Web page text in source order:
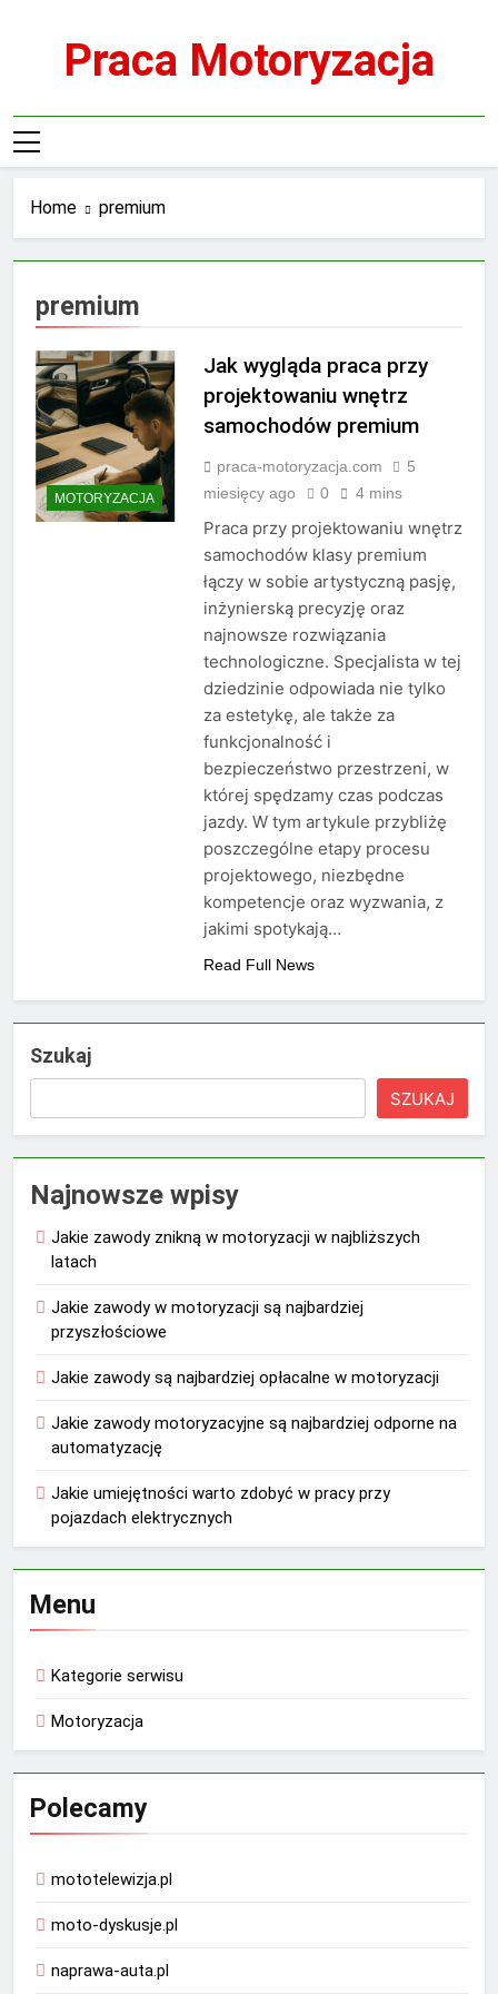
Praca Motoryzacja
Home premium
premium
MOTORYZACJA
Jak wygląda praca przy
projektowaniu wnętrz
samochodów premium
praca-motoryzacja.com
5
miesięcy ago
0 4 mins
Praca przy projektowaniu wnętrz
samochodów klasy premium
łączy w sobie artystyczną pasję,
inżynierską precyzję oraz
najnowsze rozwiązania
technologiczne. Specjalista w tej
dziedzinie odpowiada nie tylko
za estetykę, ale także za
funkcjonalność i
bezpieczeństwo przestrzeni, w
której spędzamy czas podczas
jazdy. W tym artykule przybliżę
poszczególne etapy procesu
projektowego, niezbędne
kompetencje oraz wyzwania, z
jakimi spotykają…
Read Full News
Szukaj
SZUKAJ
Najnowsze wpisy
Jakie zawody znikną w motoryzacji w najbliższych
latach
Jakie zawody w motoryzacji są najbardziej
przyszłościowe
Jakie zawody są najbardziej opłacalne w motoryzacji
Jakie zawody motoryzacyjne są najbardziej odporne na
automatyzację
Jakie umiejętności warto zdobyć w pracy przy
pojazdach elektrycznych
Menu
Kategorie serwisu
Motoryzacja
Polecamy
mototelewizja.pl
moto-dyskusje.pl
naprawa-auta.pl